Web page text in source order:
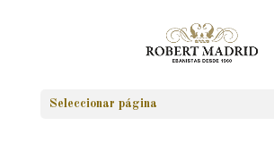
Seleccionar página